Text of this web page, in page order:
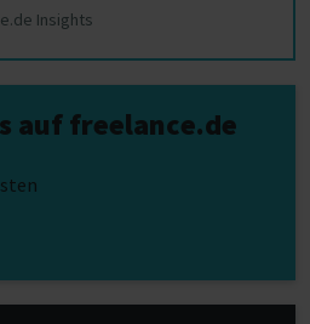
Insights
auf freelance.de